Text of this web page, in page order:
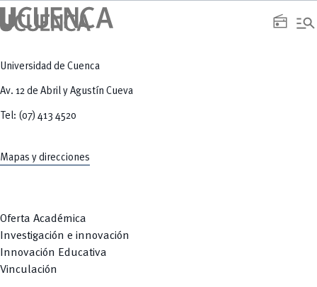
radio manage_search
Universidad de Cuenca
Av. 12 de Abril y Agustín Cueva
Tel: (07) 413 4520
Mapas y direcciones
Oferta Académica
Investigación e innovación
Innovación Educativa
Vinculación